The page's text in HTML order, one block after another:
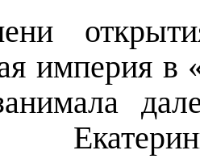
империя в